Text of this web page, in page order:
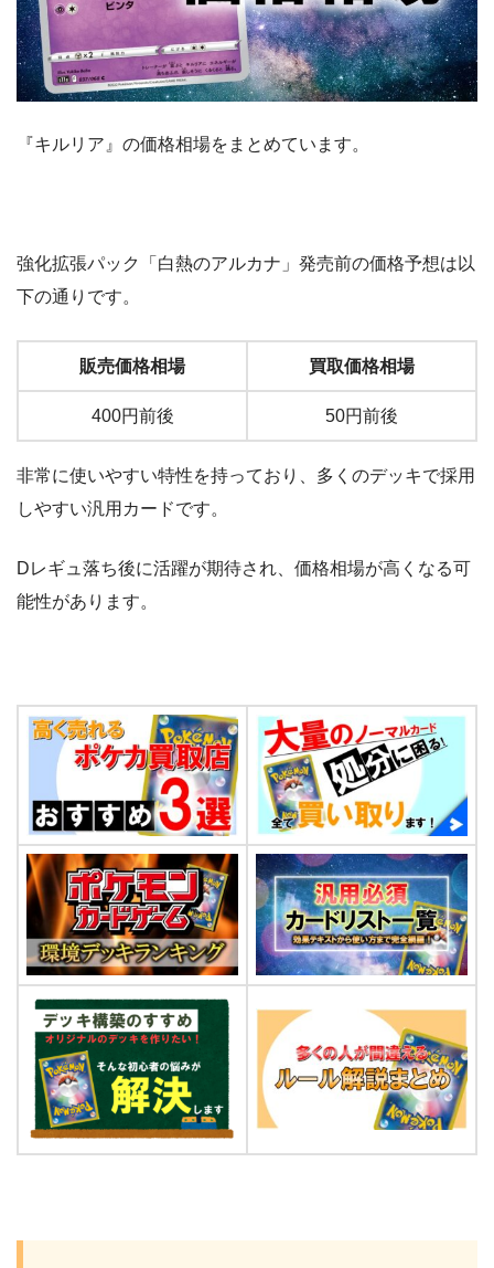
『キルリア』の価格相場をまとめています。
強化拡張パック「白熱のアルカナ」発売前の価格予想は以
下の通りです。
販売価格相場 買取価格相場
400円前後 50円前後
非常に使いやすい特性を持っており、多くのデッキで採用
しやすい汎用カードです。
Dレギュ落ち後に活躍が期待され、価格相場が高くなる可
能性があります。